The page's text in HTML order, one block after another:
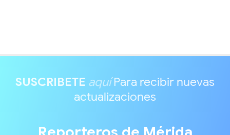
SUSCRIBETE aquíPara recibir nuevas
actualizaciones